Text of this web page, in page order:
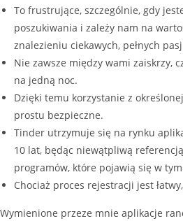
To frustrujące, szczególnie, gdy
poszukiwania i zależy nam na
znalezieniu ciekawych, pełnych
Nie zawsze między wami zaiskrzy,
na jedną noc.
Dzięki temu korzystanie z
prostu bezpieczne.
Tinder utrzymuje się na rynku
10 lat, będąc niewątpliwą
programów, które pojawią się w
Chociaż proces rejestracji jest
Wymienione przeze mnie aplikacje